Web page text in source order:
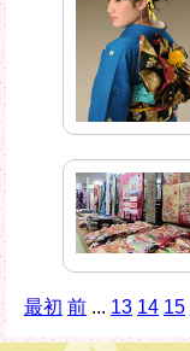
最初 前 ... 13 14 15